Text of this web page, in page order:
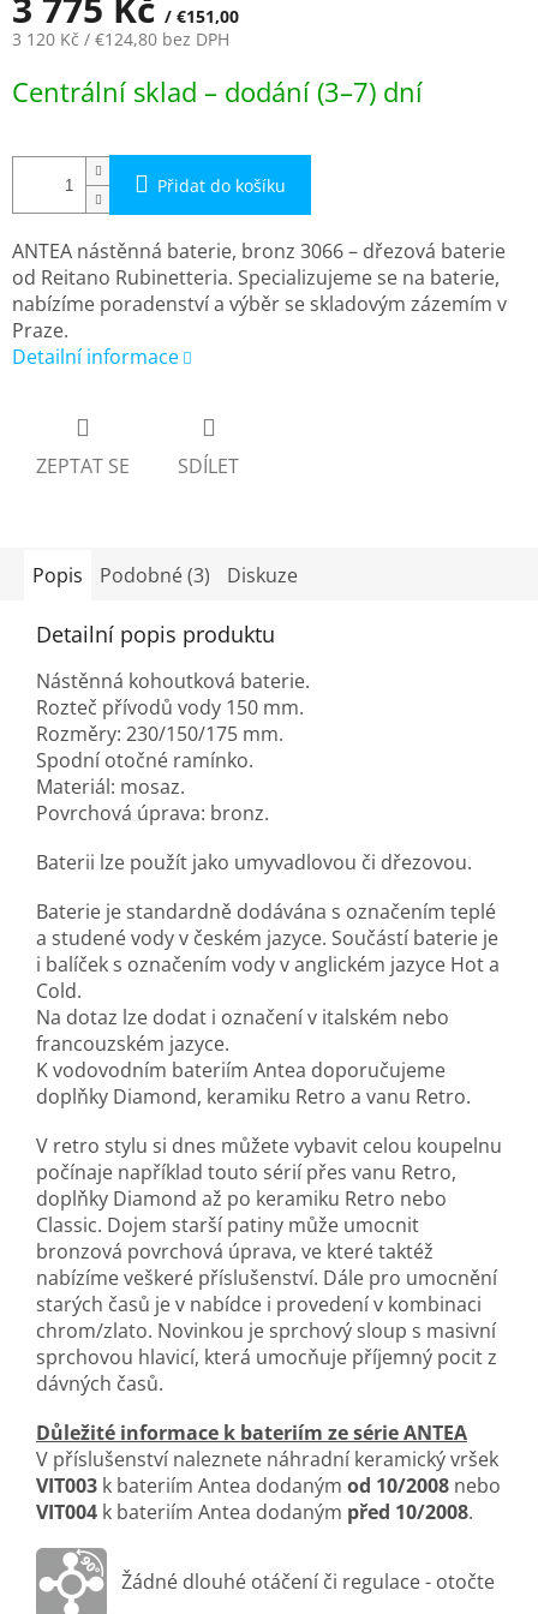
/ €151,00
3 120 Kč / €124,80 bez DPH
cena:
Centrální sklad – dodání (3–7) dní
Přidat do košíku
ANTEA nástěnná baterie, bronz 3066 – dřezová baterie
od Reitano Rubinetteria. Specializujeme se na baterie,
nabízíme poradenství a výběr se skladovým zázemím v
Praze.
Detailní informace
ZEPTAT SE SDÍLET
Popis Podobné (3) Diskuze
Detailní popis produktu
Nástěnná kohoutková baterie.
Rozteč přívodů vody 150 mm.
Rozměry: 230/150/175 mm.
Spodní otočné ramínko.
Materiál: mosaz.
Povrchová úprava: bronz.
Baterii lze použít jako umyvadlovou či dřezovou.
Baterie je standardně dodávána s označením teplé
a studené vody v českém jazyce. Součástí baterie je
i balíček s označením vody v anglickém jazyce Hot a
Cold.
Na dotaz lze dodat i označení v italském nebo
francouzském jazyce.
K vodovodním bateriím Antea doporučujeme
doplňky Diamond, keramiku Retro a vanu Retro.
V retro stylu si dnes můžete vybavit celou koupelnu
počínaje například touto sérií přes vanu Retro,
doplňky Diamond až po keramiku Retro nebo
Classic. Dojem starší patiny může umocnit
bronzová povrchová úprava, ve které taktéž
nabízíme veškeré příslušenství. Dále pro umocnění
starých časů je v nabídce i provedení v kombinaci
chrom/zlato. Novinkou je sprchový sloup s masivní
sprchovou hlavicí, která umocňuje příjemný pocit z
dávných časů.
Důležité informace k bateriím ze série ANTEA
V příslušenství naleznete náhradní keramický vršek
VIT003 k bateriím Antea dodaným od 10/2008 nebo
VIT004 k bateriím Antea dodaným před 10/2008.
Žádné dlouhé otáčení či regulace - otočte